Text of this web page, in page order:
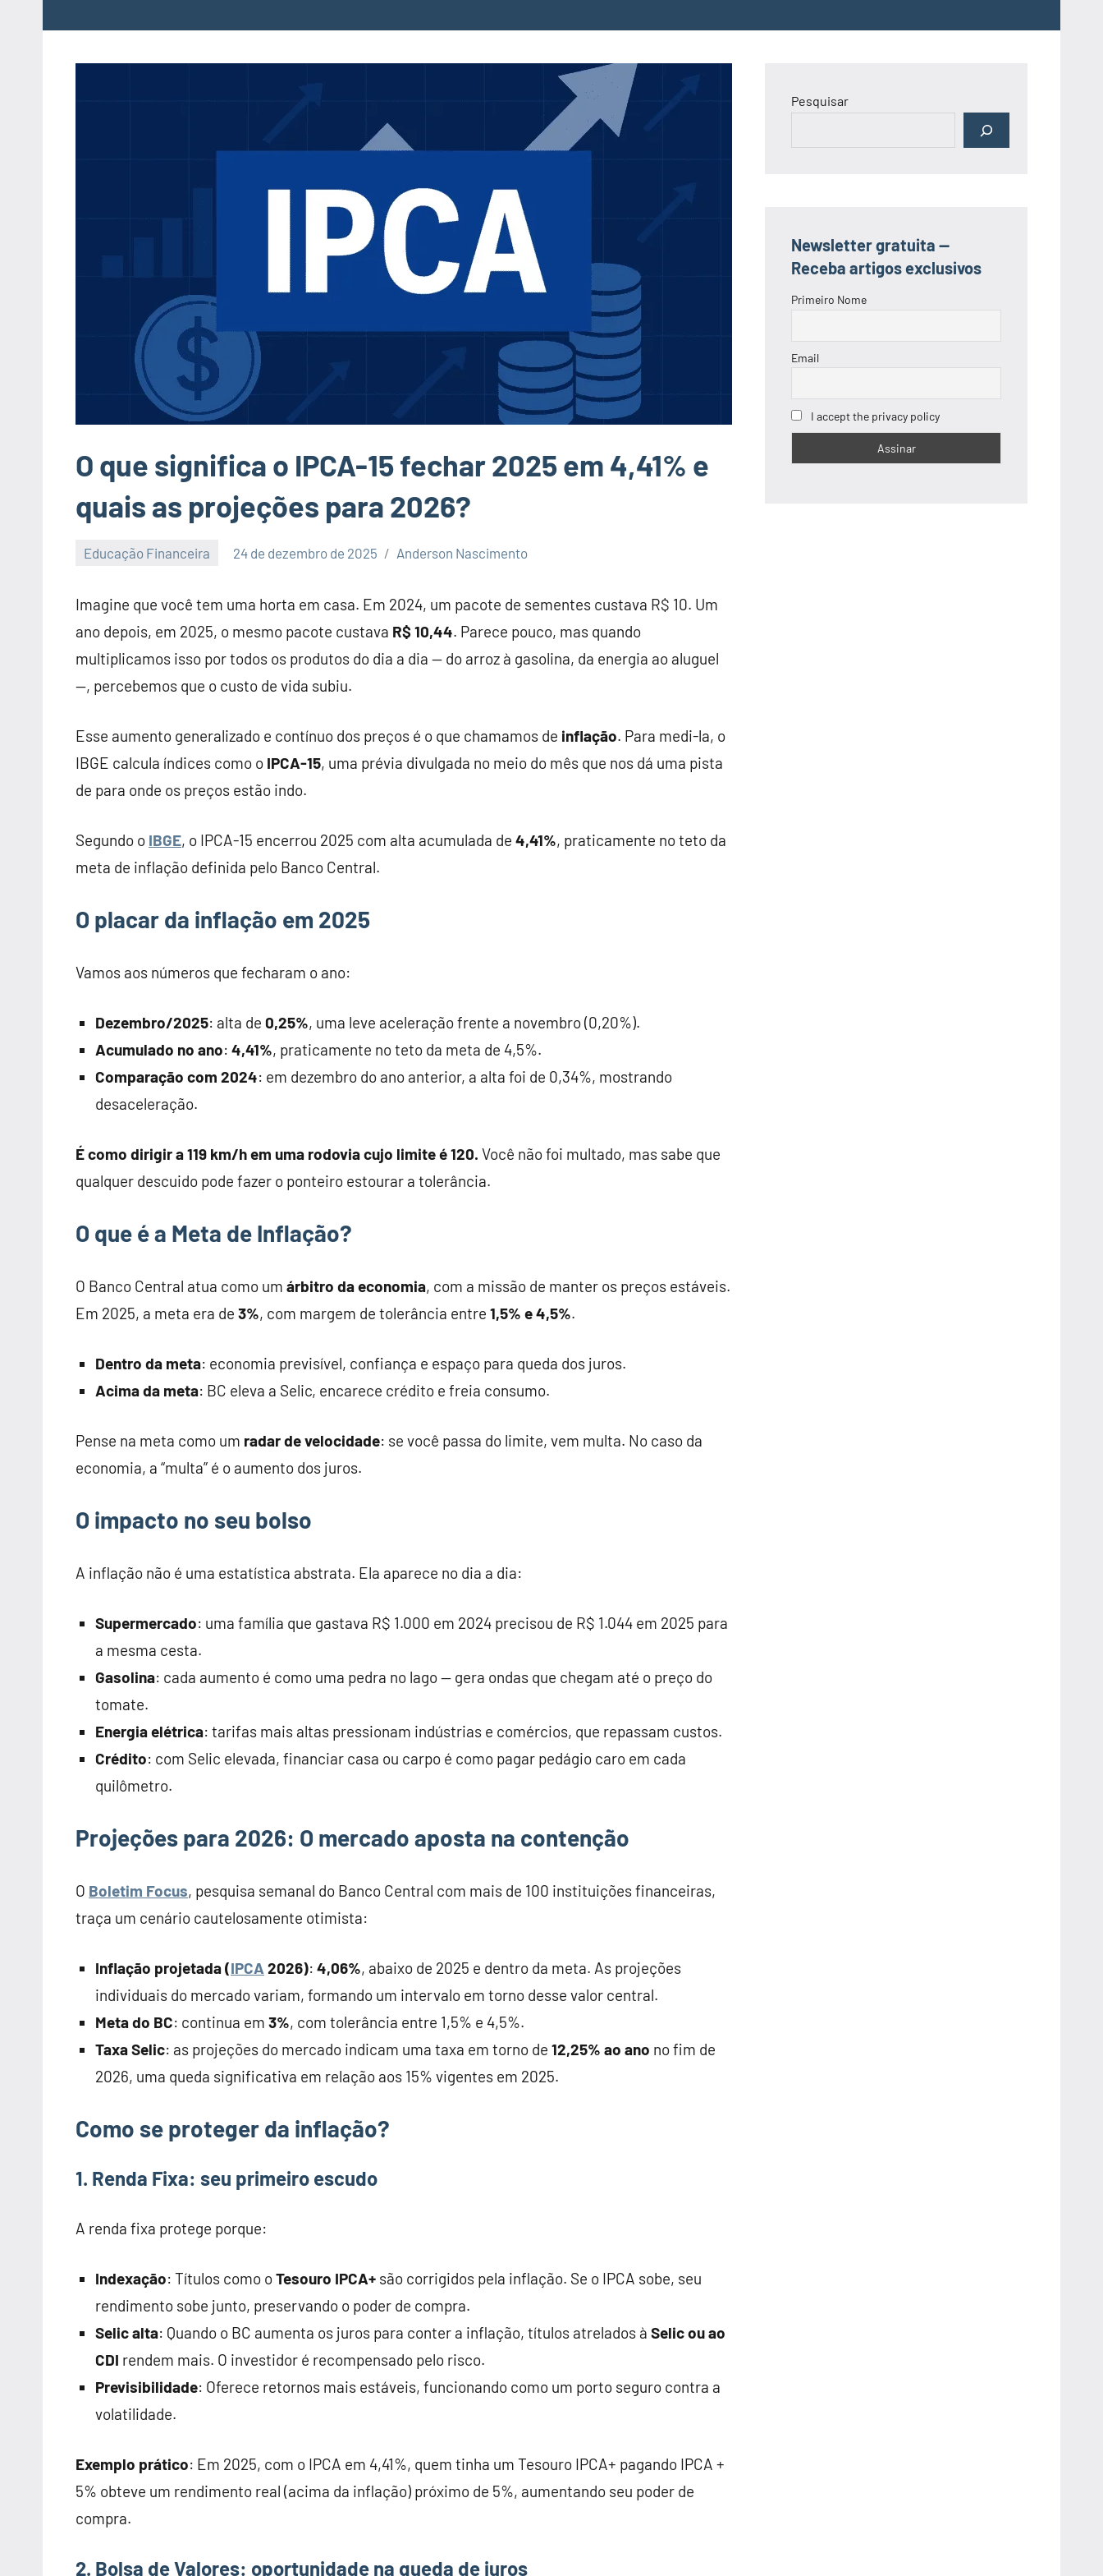
O que significa o IPCA-15 fechar 2025 em 4,41% e
quais as projeções para 2026?
Educação Financeira 24 de dezembro de 2025 Anderson Nascimento
Nenhum
Imagine que você tem uma horta em casa. Em 2024, um pacote de sementes custava R$ 10. Um
ano depois, em 2025, o mesmo pacote custava R$ 10,44. Parece pouco, mas quando
multiplicamos isso por todos os produtos do dia a dia — do arroz à gasolina, da energia ao aluguel
—, percebemos que o custo de vida subiu.
Esse aumento generalizado e contínuo dos preços é o que chamamos de inflação. Para medi-la, o
IBGE calcula índices como o IPCA-15, uma prévia divulgada no meio do mês que nos dá uma pista
de para onde os preços estão indo.
Segundo o IBGE, o IPCA-15 encerrou 2025 com alta acumulada de 4,41%, praticamente no teto da
meta de inflação definida pelo Banco Central.
O placar da inflação em 2025
Vamos aos números que fecharam o ano:
Dezembro/2025: alta de 0,25%, uma leve aceleração frente a novembro (0,20%).
Acumulado no ano: 4,41%, praticamente no teto da meta de 4,5%.
Comparação com 2024: em dezembro do ano anterior, a alta foi de 0,34%, mostrando
desaceleração.
É como dirigir a 119 km/h em uma rodovia cujo limite é 120. Você não foi multado, mas sabe que
qualquer descuido pode fazer o ponteiro estourar a tolerância.
O que é a Meta de Inflação?
O Banco Central atua como um árbitro da economia, com a missão de manter os preços estáveis.
Em 2025, a meta era de 3%, com margem de tolerância entre 1,5% e 4,5%.
Dentro da meta: economia previsível, confiança e espaço para queda dos juros.
Acima da meta: BC eleva a Selic, encarece crédito e freia consumo.
Pense na meta como um radar de velocidade: se você passa do limite, vem multa. No caso da
economia, a “multa” é o aumento dos juros.
O impacto no seu bolso
A inflação não é uma estatística abstrata. Ela aparece no dia a dia:
Supermercado: uma família que gastava R$ 1.000 em 2024 precisou de R$ 1.044 em 2025 para
a mesma cesta.
Gasolina: cada aumento é como uma pedra no lago — gera ondas que chegam até o preço do
tomate.
Energia elétrica: tarifas mais altas pressionam indústrias e comércios, que repassam custos.
Crédito: com Selic elevada, financiar casa ou carpo é como pagar pedágio caro em cada
quilômetro.
Projeções para 2026: O mercado aposta na contenção
O Boletim Focus, pesquisa semanal do Banco Central com mais de 100 instituições financeiras,
traça um cenário cautelosamente otimista:
Inflação projetada (IPCA 2026): 4,06%, abaixo de 2025 e dentro da meta. As projeções
individuais do mercado variam, formando um intervalo em torno desse valor central.
Meta do BC: continua em 3%, com tolerância entre 1,5% e 4,5%.
Taxa Selic: as projeções do mercado indicam uma taxa em torno de 12,25% ao ano no fim de
2026, uma queda significativa em relação aos 15% vigentes em 2025.
Como se proteger da inflação?
1. Renda Fixa: seu primeiro escudo
A renda fixa protege porque:
Indexação: Títulos como oTesouro IPCA+ são corrigidos pela inflação. Se o IPCA sobe, seu
rendimento sobe junto, preservando o poder de compra.
Selic alta: Quando o BC aumenta os juros para conter a inflação, títulos atrelados à Selic ou ao
CDI rendem mais. O investidor é recompensado pelo risco.
Previsibilidade: Oferece retornos mais estáveis, funcionando como um porto seguro contra a
volatilidade.
Exemplo prático: Em 2025, com o IPCA em 4,41%, quem tinha um Tesouro IPCA+ pagando IPCA +
5% obteve um rendimento real (acima da inflação) próximo de 5%, aumentando seu poder de
compra.
2. Bolsa de Valores: oportunidade na queda de juros
Pesquisar
Newsletter gratuita —
Receba artigos exclusivos
Primeiro Nome
Email
I accept the privacy policy